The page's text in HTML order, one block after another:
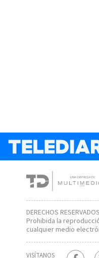
DERECHOS
Prohibida la
cualquier medio
VISÍTANOS